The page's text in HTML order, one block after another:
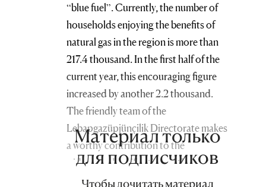
“blue fuel”. Currently, the number of
households enjoying the benefits of
natural gas in the region is more than
217.4 thousand. In the first half of the
current year, this encouraging figure
increased by another 2.2 thousand.
The friendly team of the
Lebapgazüpjünçilik Directorate makes
a worthy contribution to the
widespread gasification of the eastern
region of the country and to the
Материал только
для подписчиков
Чтобы дочитать материал